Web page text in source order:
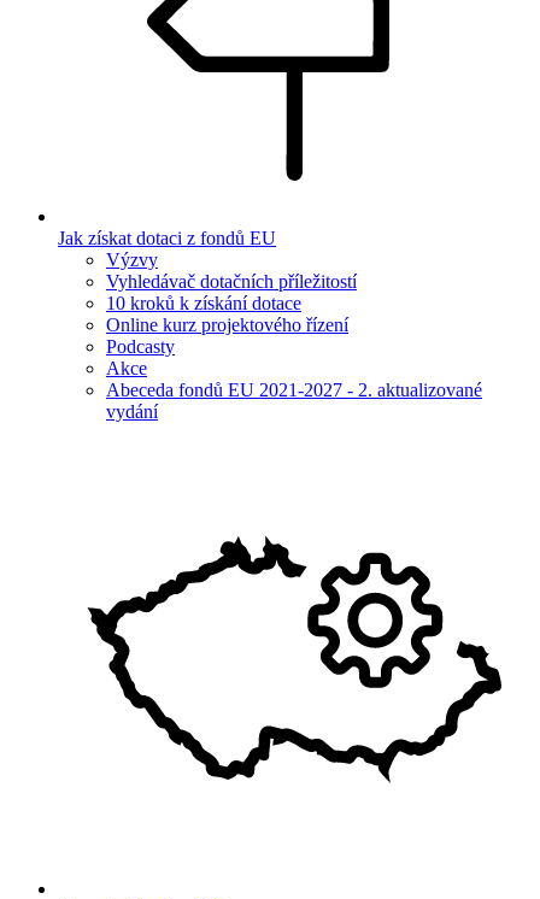
Jak získat dotaci z fondů EU
Výzvy
Vyhledávač dotačních příležitostí
10 kroků k získání dotace
Online kurz projektového řízení
Podcasty
Akce
Abeceda fondů EU 2021-2027 - 2. aktualizované
vydání